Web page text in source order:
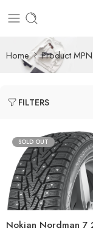
Home Product MPN
FILTERS
SOLD OUT